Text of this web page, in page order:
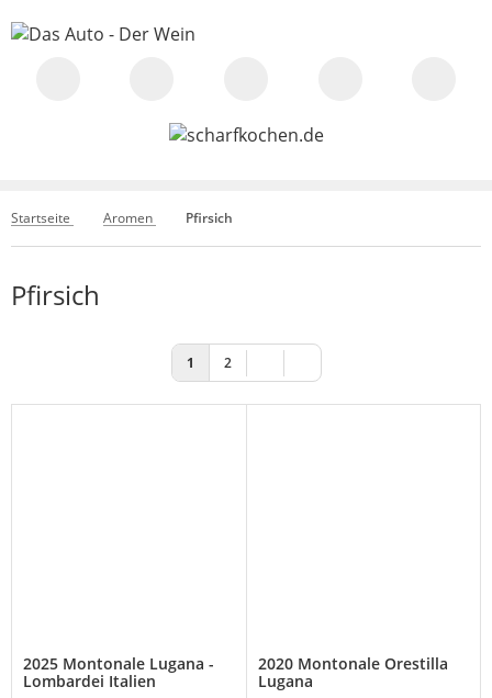
Startseite Aromen Pfirsich
Pfirsich
1 2
2025 Montonale Lugana -
Lombardei Italien
2020 Montonale Orestilla
Lugana